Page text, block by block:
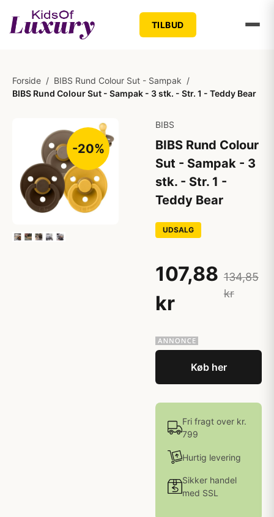
TILBUD
Forside / BIBS Rund Colour Sut - Sampak /
BIBS Rund Colour Sut - Sampak - 3 stk. - Str. 1 - Teddy Bear
-20%
BIBS
BIBS Rund Colour
Sut - Sampak - 3
stk. - Str. 1 -
Teddy Bear
UDSALG
107,88
kr
134,85
kr
Køb her
Fri fragt over kr.
799
Hurtig levering
Sikker handel
med SSL